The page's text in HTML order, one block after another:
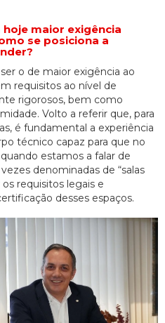
maior exigência
se posiciona a
o de maior exigência ao
requisitos ao nível de
rigorosos, bem como
Volto a referir que, para
é fundamental a experiência
técnico capaz para que no
estamos a falar de
denominadas de “salas
requisitos legais e
desses espaços.